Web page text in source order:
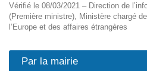
Vérifié le 08/03/2021 – Direction de
(Première ministre), Ministère chargé
l’Europe et des affaires étrangères
Par la mairie